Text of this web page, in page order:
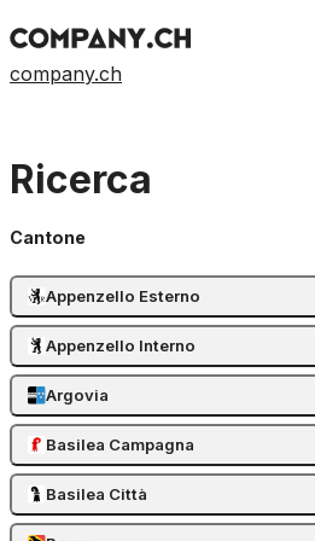
company.ch
Ricerca
Cantone
Appenzello Esterno
Appenzello Interno
Argovia
Basilea Campagna
Basilea Città